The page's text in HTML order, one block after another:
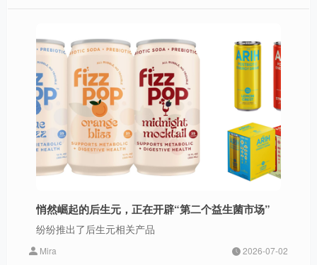
悄然崛起的后生元，正在开辟“第二个益生菌市场”
纷纷推出了后生元相关产品
Mira 2026-07-02